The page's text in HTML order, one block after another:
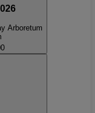
Arboretum